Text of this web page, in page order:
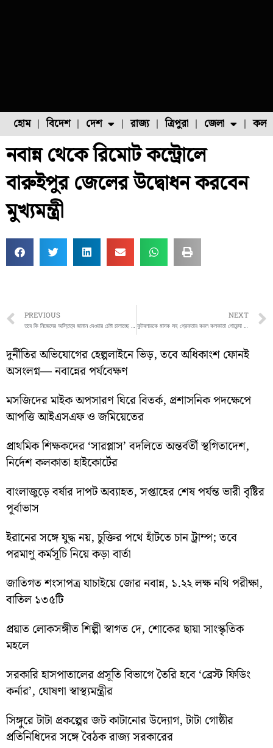
হোম বিদেশ দেশ
ফুল চাষ ফল চাষ মাছ চাষ
রাজ্য ত্রিপুরা জেলা
নবান্ন থেকে রিমোট কন্ট্রোলে
বারুইপুর জেলের উদ্বোধন করবেন
মুখ্যমন্ত্রী
Prev
PREVIOUS
তবে কি নিজেদের অস্তিত্ব জানান দেওয়ার চেষ্টা চালাচ্ছে মাওবাদীরা ?
NEXT
ফুটবলারকে মাদক সহ গ্রেফতার করল কলকাতা গোয়েন্দা বিভাগের পুলিশ
দুর্নীতির অভিযোগের হেল্পলাইনে ভিড়, তবে অধিকাংশ ফোনই
অসংলগ্ন— নবান্নের পর্যবেক্ষণ
মসজিদের মাইক অপসারণ ঘিরে বিতর্ক, প্রশাসনিক পদক্ষেপে
আপত্তি আইএসএফ ও জমিয়েতের
প্রাথমিক শিক্ষকদের ‘সারপ্লাস’ বদলিতে অন্তর্বর্তী স্থগিতাদেশ,
নির্দেশ কলকাতা হাইকোর্টের
বাংলাজুড়ে বর্ষার দাপট অব্যাহত, সপ্তাহের শেষ পর্যন্ত ভারী বৃষ্টির
পূর্বাভাস
ইরানের সঙ্গে যুদ্ধ নয়, চুক্তির পথে হাঁটতে চান ট্রাম্প; তবে
পরমাণু কর্মসূচি নিয়ে কড়া বার্তা
জাতিগত শংসাপত্র যাচাইয়ে জোর নবান্ন, ১.২২ লক্ষ নথি পরীক্ষা,
বাতিল ১৩৫টি
প্রয়াত লোকসঙ্গীত শিল্পী স্বাগত দে, শোকের ছায়া সাংস্কৃতিক
মহলে
সরকারি হাসপাতালের প্রসূতি বিভাগে তৈরি হবে ‘ব্রেস্ট ফিডিং
কর্নার’, ঘোষণা স্বাস্থ্যমন্ত্রীর
সিঙ্গুরে টাটা প্রকল্পের জট কাটানোর উদ্যোগ, টাটা গোষ্ঠীর
প্রতিনিধিদের সঙ্গে বৈঠক রাজ্য সরকারের